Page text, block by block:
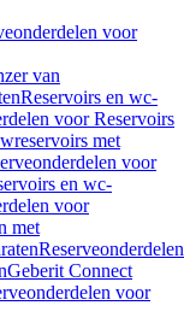
voor
van
Reservoirs en wc-
voor Reservoirs
met
voor
en wc-
voor
met
Reserveonderdelen
Geberit Connect
voor